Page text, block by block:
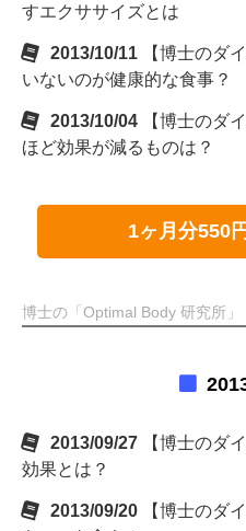
すエクササイズとは
2013/10/11
【博士のダ
いないのが健康的な食事？
2013/10/04
【博士のダ
ほど効果が減るものは？
1ヶ月分550
博士の「Optimal Body 研究所」
2013/09/27
【博士のダ
効果とは？
2013/09/20
【博士のダ